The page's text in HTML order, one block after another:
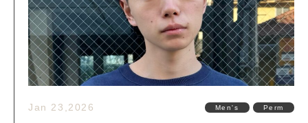
Jan 23,2026 Men's Perm